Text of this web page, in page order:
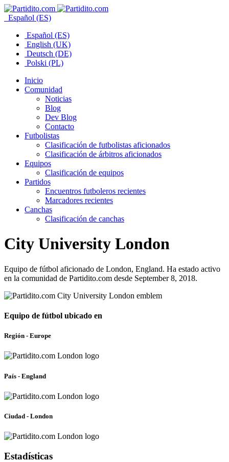
Español (ES)
Español (ES)
English (UK)
Deutsch (DE)
Polski (PL)
Inicio
Comunidad
Noticias
Blog
Dev Blog
Contacto
Futbolistas
Clasificación de futbolistas aficionados
Clasificación de árbitros aficionados
Equipos
Clasificación de equipos
Partidos
Encuentros futboleros recientes
Marcadores recientes
Canchas
Clasificación de canchas
City University London
Equipo de fútbol aficionado de London, England. Ha estado activo
en la comunidad de Partidito.com desde September 8, 2018.
Equipo de fútbol ubicado en
Región - Europe
País - England
Ciudad - London
Estadísticas